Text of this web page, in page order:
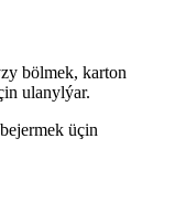
bölmek, karton
ulanylýar.
üçin